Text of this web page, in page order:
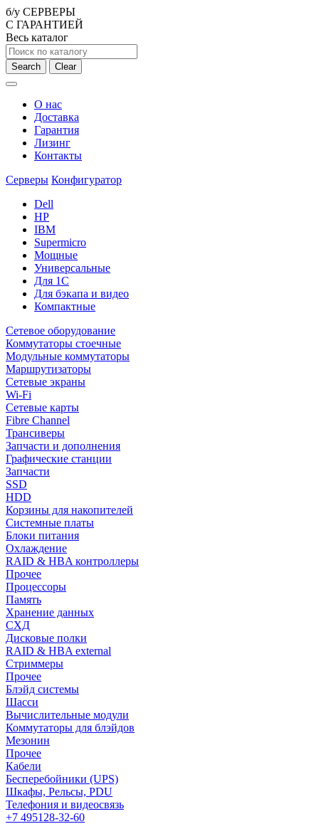
б/у СЕРВЕРЫ
С ГАРАНТИЕЙ
Весь каталог
Search Clear
О нас
Доставка
Гарантия
Лизинг
Контакты
Серверы Конфигуратор
Dell
HP
IBM
Supermicro
Мощные
Универсальные
Для 1С
Для бэкапа и видео
Компактные
Сетевое оборудование
Коммутаторы стоечные
Модульные коммутаторы
Маршрутизаторы
Сетевые экраны
Wi-Fi
Сетевые карты
Fibre Channel
Трансиверы
Запчасти и дополнения
Графические станции
Запчасти
SSD
HDD
Корзины для накопителей
Системные платы
Блоки питания
Охлаждение
RAID & HBA контроллеры
Прочее
Процессоры
Память
Хранение данных
СХД
Дисковые полки
RAID & HBA external
Стриммеры
Прочее
Блэйд системы
Шасси
Вычислительные модули
Коммутаторы для блэйдов
Мезонин
Прочее
Кабели
Бесперебойники (UPS)
Шкафы, Рельсы, PDU
Телефония и видеосвязь
+7 495128-32-60